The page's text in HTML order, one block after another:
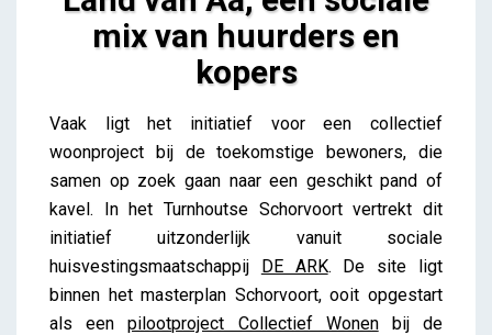
mix van huurders en
kopers
Land van Aa, een sociale mix van huurders en
Vaak ligt het initiatief voor een collectief
woonproject bij de toekomstige bewoners, die
samen op zoek gaan naar een geschikt pand of
kavel. In het Turnhoutse Schorvoort vertrekt dit
initiatief uitzonderlijk vanuit sociale
huisvestingsmaatschappij DE ARK. De site ligt
binnen het masterplan Schorvoort, ooit opgestart
als eenpilootproject Collectief Wonenbij de